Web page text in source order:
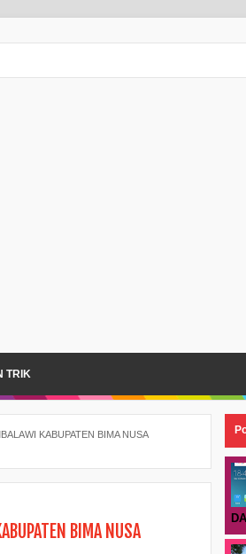
TRIK
KABUPATEN BIMA NUSA
BIMA NUSA